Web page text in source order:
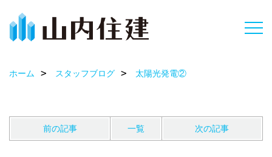
ホーム スタッフブログ 太陽光発電②
前の記事 一覧 次の記事